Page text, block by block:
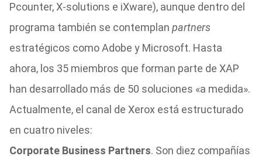
Pcounter, X-solutions e iXware), aunque dentro del
programa también se contemplan partners
estratégicos como Adobe y Microsoft. Hasta
ahora, los 35 miembros que forman parte de XAP
han desarrollado más de 50 soluciones «a medida».
Actualmente, el canal de Xerox está estructurado
en cuatro niveles:
Corporate Business Partners. Son diez compañías